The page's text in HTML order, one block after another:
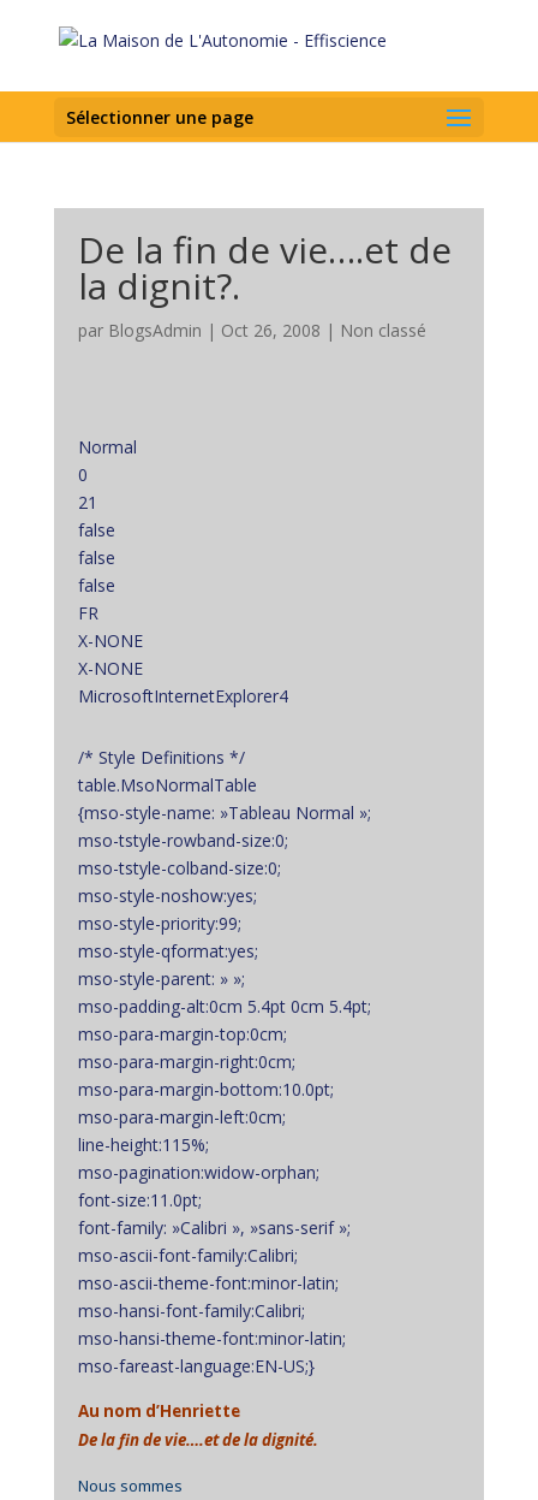
Sélectionner une page
De la fin de vie….et de
la dignit?.
par BlogsAdmin | Oct 26, 2008 | Non classé
Normal
0
21
false
false
false
FR
X-NONE
X-NONE
MicrosoftInternetExplorer4
/* Style Definitions */
table.MsoNormalTable
{mso-style-name: »Tableau Normal »;
mso-tstyle-rowband-size:0;
mso-tstyle-colband-size:0;
mso-style-noshow:yes;
mso-style-priority:99;
mso-style-qformat:yes;
mso-style-parent: » »;
mso-padding-alt:0cm 5.4pt 0cm 5.4pt;
mso-para-margin-top:0cm;
mso-para-margin-right:0cm;
mso-para-margin-bottom:10.0pt;
mso-para-margin-left:0cm;
line-height:115%;
mso-pagination:widow-orphan;
font-size:11.0pt;
font-family: »Calibri », »sans-serif »;
mso-ascii-font-family:Calibri;
mso-ascii-theme-font:minor-latin;
mso-hansi-font-family:Calibri;
mso-hansi-theme-font:minor-latin;
mso-fareast-language:EN-US;}
Au nom d’Henriette
De la fin de vie….et de la dignité.
Nous sommes